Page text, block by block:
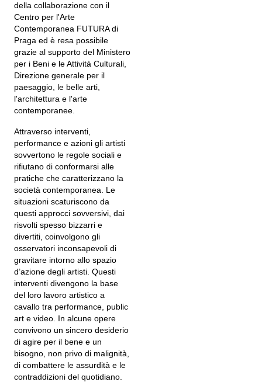
della collaborazione con il
Centro per l'Arte
Contemporanea FUTURA di
Praga ed è resa possibile
grazie al supporto del Ministero
per i Beni e le Attività Culturali,
Direzione generale per il
paesaggio, le belle arti,
l'architettura e l'arte
contemporanee.
Attraverso interventi,
performance e azioni gli artisti
sovvertono le regole sociali e
rifiutano di conformarsi alle
pratiche che caratterizzano la
società contemporanea. Le
situazioni scaturiscono da
questi approcci sovversivi, dai
risvolti spesso bizzarri e
divertiti, coinvolgono gli
osservatori inconsapevoli di
gravitare intorno allo spazio
d’azione degli artisti. Questi
interventi divengono la base
del loro lavoro artistico a
cavallo tra performance, public
art e video. In alcune opere
convivono un sincero desiderio
di agire per il bene e un
bisogno, non privo di malignità,
di combattere le assurdità e le
contraddizioni del quotidiano.